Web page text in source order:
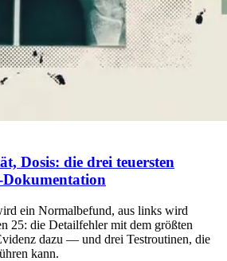
Dosis: die drei teuersten
ein Normalbefund, aus links wird
25: die Detailfehler mit dem größten
dazu — und drei Testroutinen, die
kann.